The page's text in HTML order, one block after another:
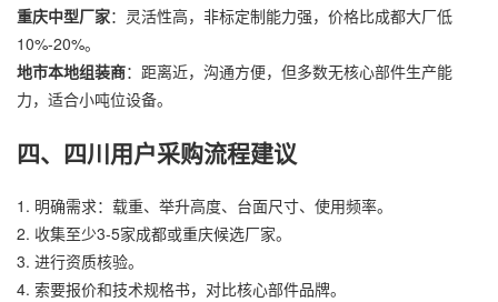
重庆中型厂家：灵活性高，非标定制能力强，价格比成都大厂低
10%-20%。
地市本地组装商：距离近，沟通方便，但多数无核心部件生产能
力，适合小吨位设备。
四、四川用户采购流程建议
1. 明确需求：载重、举升高度、台面尺寸、使用频率。
2. 收集至少3-5家成都或重庆候选厂家。
3. 进行资质核验。
4. 索要报价和技术规格书，对比核心部件品牌。